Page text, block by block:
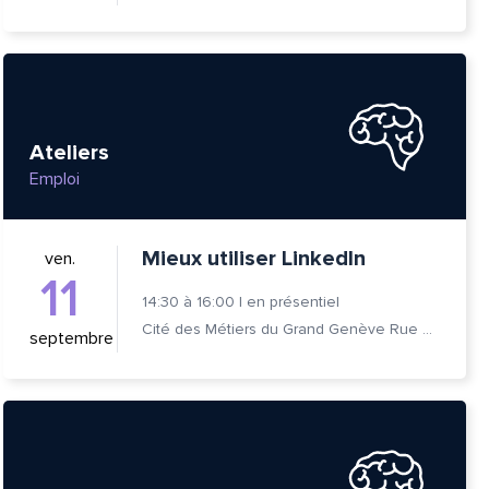
Ateliers
Emploi
ven.
11
septembre
Mieux utiliser LinkedIn
14:30 à 16:00 | en présentiel
Cité des Métiers du Grand Genève Rue Prévost-Martin 6 1205 Genève